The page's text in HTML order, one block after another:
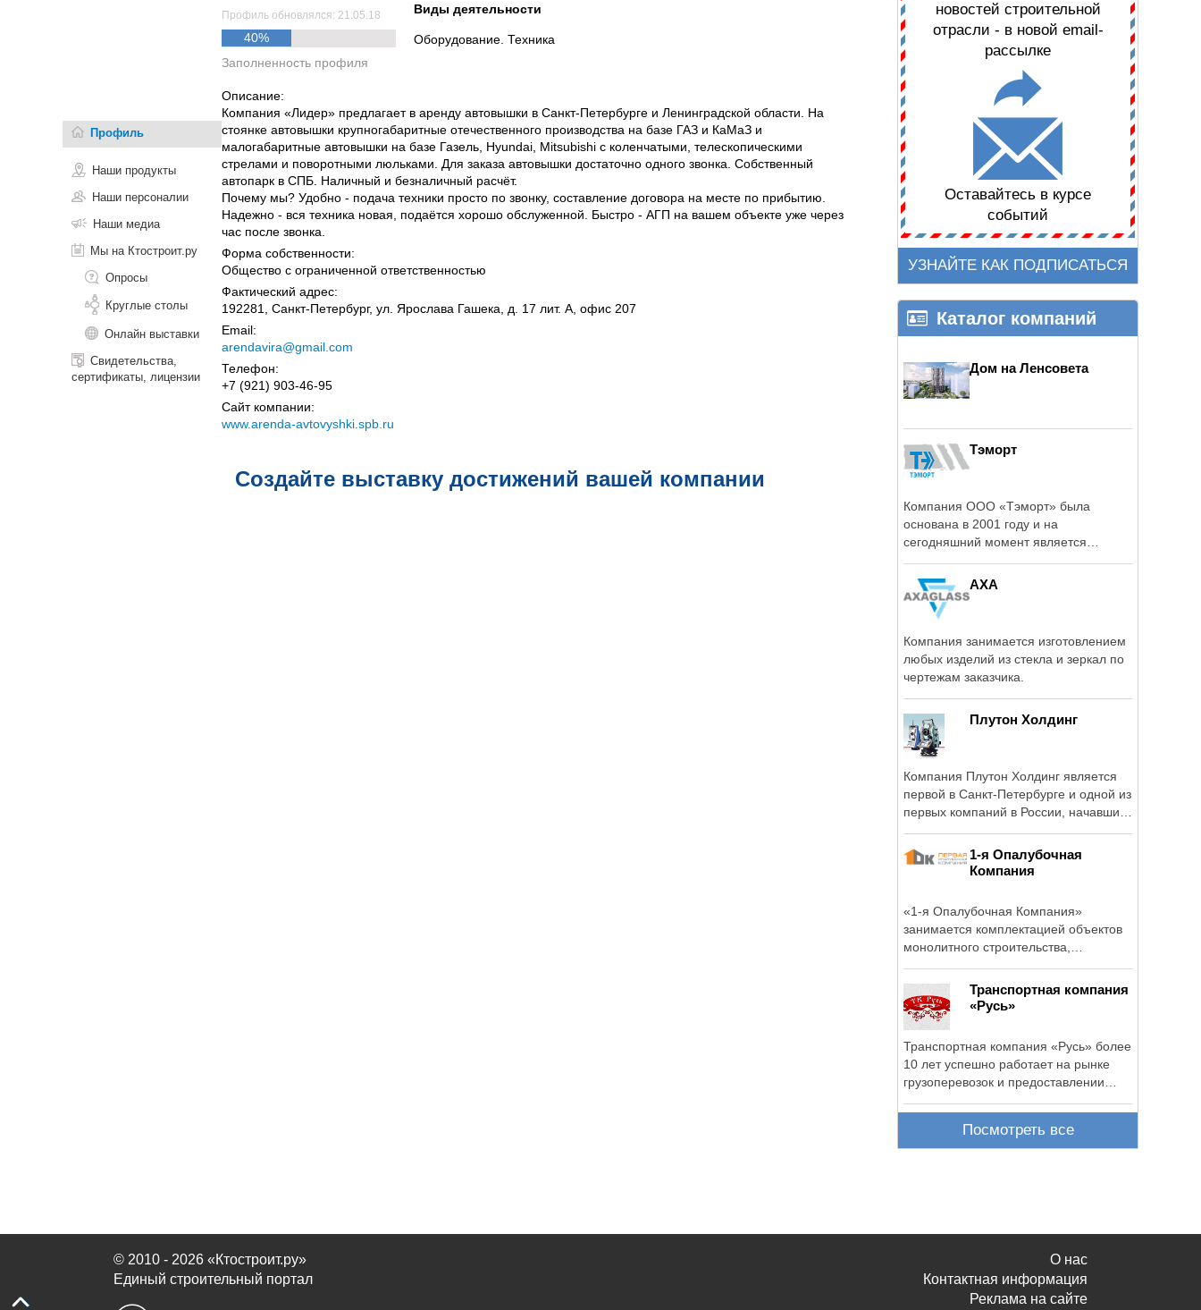
Профиль
Наши продукты
Наши персоналии
Наши медиа
Мы на Ктостроит.ру
Опросы
Круглые столы
Онлайн выставки
Свидетельства,
сертификаты, лицензии
Профиль обновлялся: 21.05.18
40%
Заполненность профиля
Виды деятельности
Оборудование. Техника
Описание:
Компания «Лидер» предлагает в аренду автовышки в Санкт-Петербурге и Ленинградской области. На
стоянке автовышки крупногабаритные отечественного производства на базе ГАЗ и КаМаЗ и
малогабаритные автовышки на базе Газель, Hyundai, Mitsubishi с коленчатыми, телескопическими
стрелами и поворотными люльками. Для заказа автовышки достаточно одного звонка. Собственный
автопарк в СПБ. Наличный и безналичный расчёт.
Почему мы? Удобно - подача техники просто по звонку, составление договора на месте по прибытию.
Надежно - вся техника новая, подаётся хорошо обслуженной. Быстро - АГП на вашем объекте уже через
час после звонка.
Форма собственности:
Общество с ограниченной ответственностью
Фактический адрес:
192281, Санкт-Петербург, ул. Ярослава Гашека, д. 17 лит. А, офис 207
Email:
arendavira@gmail.com
Телефон:
+7 (921) 903-46-95
Сайт компании:
www.arenda-avtovyshki.spb.ru
Создайте выставку достижений вашей компании
новостей строительной
отрасли - в новой email-
рассылке
Оставайтесь в курсе
событий
УЗНАЙТЕ КАК ПОДПИСАТЬСЯ
Каталог компаний
Дом на Ленсовета
Тэморт
Компания ООО «Тэморт» была
основана в 2001 году и на
сегодняшний момент является
АХА
Компания занимается изготовлением
любых изделий из стекла и зеркал по
чертежам заказчика.
Плутон Холдинг
Компания Плутон Холдинг является
первой в Санкт-Петербурге и одной из
первых компаний в России, начавших
1-я Опалубочная
Компания
«1-я Опалубочная Компания»
занимается комплектацией объектов
монолитного строительства,
Транспортная компания
«Русь»
Транспортная компания «Русь» более
10 лет успешно работает на рынке
грузоперевозок и предоставлении
Посмотреть все
© 2010 - 2026 «Ктостроит.ру»
Единый строительный портал
О нас
Контактная информация
Реклама на сайте